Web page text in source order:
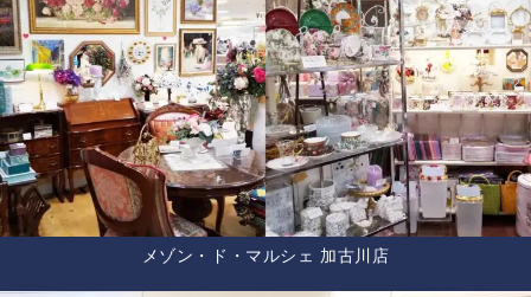
メゾン・ド・マルシェ 加古川店